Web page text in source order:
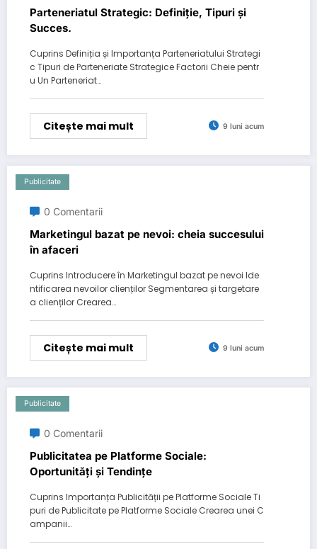
Parteneriatul Strategic: Definiție, Tipuri și
Succes.
Cuprins Definiția și Importanța Parteneriatului Strategi
c Tipuri de Parteneriate Strategice Factorii Cheie pentr
u Un Parteneriat…
Citește mai mult 9 luni acum
Publicitate
0 Comentarii
Marketingul bazat pe nevoi: cheia succesului
în afaceri
Cuprins Introducere în Marketingul bazat pe nevoi Ide
ntificarea nevoilor clienților Segmentarea și targetare
a clienților Crearea…
Citește mai mult 9 luni acum
Publicitate
0 Comentarii
Publicitatea pe Platforme Sociale:
Oportunități și Tendințe
Cuprins Importanța Publicității pe Platforme Sociale Ti
puri de Publicitate pe Platforme Sociale Crearea unei C
ampanii…